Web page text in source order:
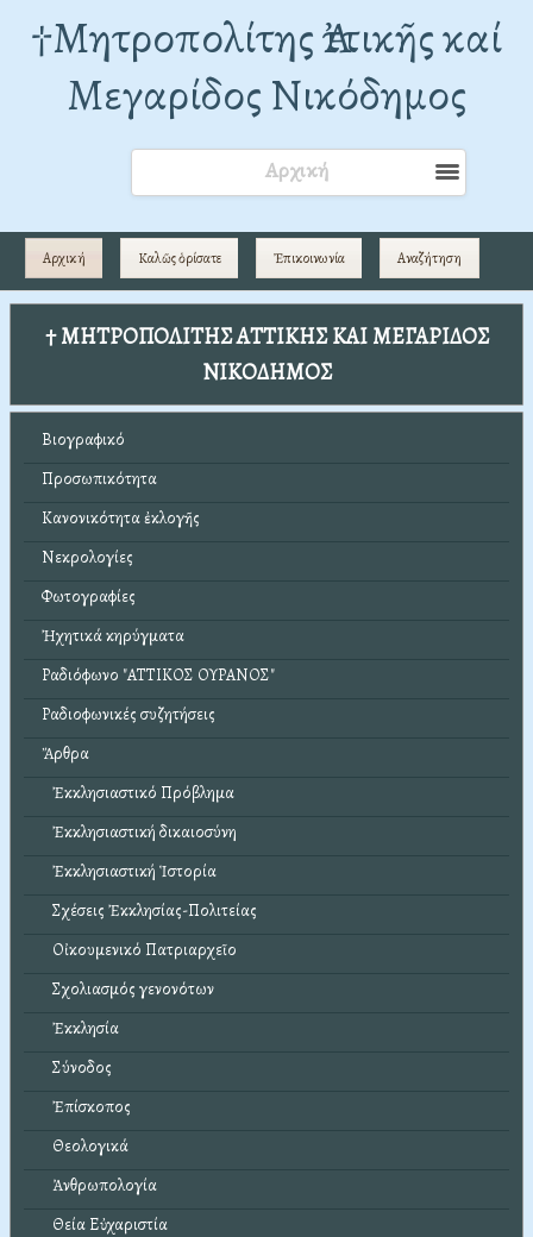
†Mητροπολίτης Ἀττικῆς καί
Μεγαρίδος Νικόδημος
Αρχική
Αρχική Καλῶς ὁρίσατε Ἐπικοινωνία Αναζήτηση
† ΜΗΤΡΟΠΟΛΙΤΗΣ ΑΤΤΙΚΗΣ ΚΑΙ ΜΕΓΑΡΙΔΟΣ
ΝΙΚΟΔΗΜΟΣ
Βιογραφικό
Προσωπικότητα
Κανονικότητα ἐκλογῆς
Νεκρολογίες
Φωτογραφίες
Ἠχητικά κηρύγματα
Ραδιόφωνο "ΑΤΤΙΚΟΣ ΟΥΡΑΝΟΣ"
Ραδιοφωνικές συζητήσεις
Ἄρθρα
Ἐκκλησιαστικό Πρόβλημα
Ἐκκλησιαστική δικαιοσύνη
Ἐκκλησιαστική Ἱστορία
Σχέσεις Ἐκκλησίας-Πολιτείας
Οἰκουμενικό Πατριαρχεῖο
Σχολιασμός γενονότων
Ἐκκλησία
Σύνοδος
Ἐπίσκοπος
Θεολογικά
Ἀνθρωπολογία
Θεία Εὐχαριστία